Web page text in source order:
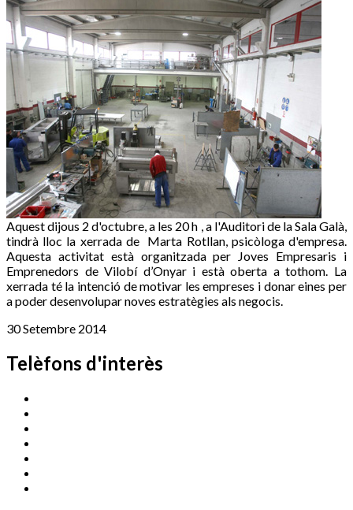
Aquest dijous 2 d'octubre, a les 20 h , a l'Auditori de la Sala Galà,
tindrà lloc la xerrada de Marta Rotllan, psicòloga d'empresa.
Aquesta activitat està organitzada per Joves Empresaris i
Emprenedors de Vilobí d’Onyar i està oberta a tothom. La
xerrada té la intenció de motivar les empreses i donar eines per
a poder desenvolupar noves estratègies als negocis.
30 Setembre 2014
Telèfons d'interès